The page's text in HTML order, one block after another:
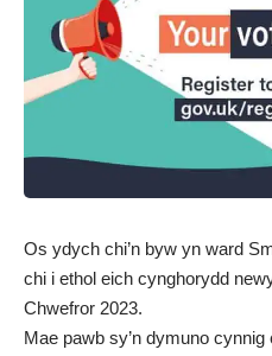
Os ydych chi’n byw yn ward
chi i ethol eich cynghorydd
Chwefror 2023.
Mae pawb sy’n dymuno